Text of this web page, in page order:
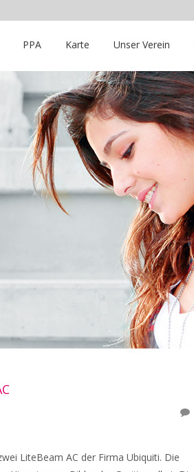
PPA Karte Unser Verein
LiteBeam AC der Firma Ubiquiti. Die